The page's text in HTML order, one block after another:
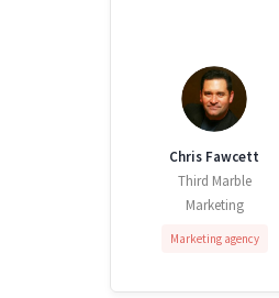
Chris Fawcett
Third Marble
Marketing
Marketing agency